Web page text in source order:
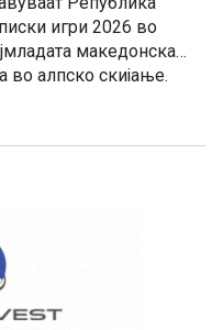
игри 2026 во
македонска
во алпско скијање.
македонскиот
на Олимпијадата
во Пекинг Ана
Македонија
Четвртиот наш
кој последен влезе
да го носат